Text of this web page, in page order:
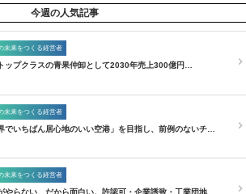
今週の人気記事
未来をつくる経営者
ップクラスの青果仲卸として2030年売上300億円…
未来をつくる経営者
でいちばん居心地のいい空港」を目指し、前例のないチ…
未来をつくる経営者
やらない、だから面白い。許認可・企業誘致・工業団地…